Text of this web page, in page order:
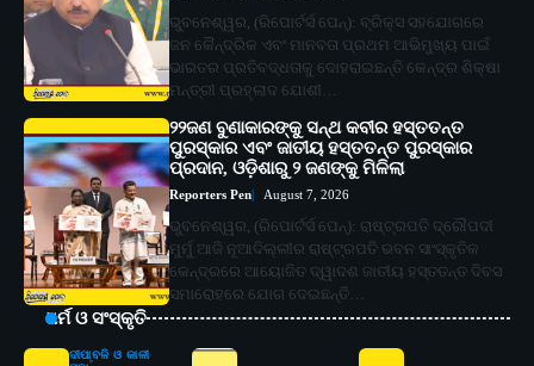
ଭୁବନେଶ୍ୱର, (ରିପୋର୍ଟର୍ସ ପେନ୍‌): ବ୍ରିକ୍ସ ସହଯୋଗରେ
ଜନ କୈନ୍ଦ୍ରିକ ଏବଂ ମାନବତା ପ୍ରଥମ ଆଭିମୁଖ୍ୟ ପାଇଁ
ଭାରତର ପ୍ରତିବଦ୍ଧତାକୁ ଦୋହରାଇଛନ୍ତି କେନ୍ଦ୍ର ଶିକ୍ଷା
ମନ୍ତ୍ରୀ ପ୍ରହ୍ଲାଦ ଯୋଶୀ…
୨୨ଜଣ ବୁଣାକାରଙ୍କୁ ସନ୍ଥ କବୀର ହସ୍ତତନ୍ତ
ପୁରସ୍କାର ଏବଂ ଜାତୀୟ ହସ୍ତତନ୍ତ ପୁରସ୍କାର
ପ୍ରଦାନ, ଓଡ଼ିଶାରୁ ୨ ଜଣଙ୍କୁ ମିଳିଲା
Reporters Pen August 7, 2026
ଭୁବନେଶ୍ୱର, (ରିପୋର୍ଟର୍ସ ପେନ୍‌): ରାଷ୍ଟ୍ରପତି ଦ୍ରୌପଦୀ
ମୁର୍ମୁ ଆଜି ନୂଆଦିଲ୍ଲୀର ରାଷ୍ଟ୍ରପତି ଭବନ ସାଂସ୍କୃତିକ
କେନ୍ଦ୍ରରେ ଆୟୋଜିତ ଦ୍ୱାଦଶ ଜାତୀୟ ହସ୍ତତନ୍ତ ଦିବସ
ସମାରୋହରେ ଯୋଗ ଦେଇଛନ୍ତି…
ଧର୍ମ ଓ ସଂସ୍କୃତି
ଦୀପାବଳି ଓ କାଳୀ